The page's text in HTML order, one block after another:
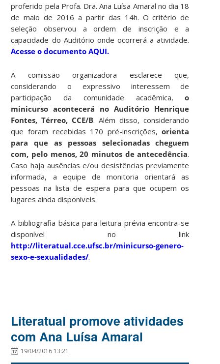
proferido pela Profa. Dra. Ana Luísa Amaral no dia 18
de maio de 2016 a partir das 14h. O critério de
seleção observou a ordem de inscrição e a
capacidade do Auditório onde ocorrerá a atividade.
Acesse o documento AQUI.
A comissão organizadora esclarece que,
considerando o expressivo interessem de
participação da comunidade acadêmica,o
minicurso acontecerá no Auditório Henrique
Fontes, Térreo, CCE/B. Além disso, considerando
que foram recebidas 170 pré-inscrições, orienta
para que as pessoas selecionadas cheguem
com, pelo menos, 20 minutos de antecedência.
Caso haja ausências e/ou desistências previamente
informada, a equipe de monitoria orientará as
pessoas na lista de espera para que ocupem os
lugares ainda disponíveis.
A bibliografia básica para leitura prévia encontra-se
disponível no link
http://literatual.cce.ufsc.br/minicurso-genero-
sexo-e-sexualidades/.
Literatual promove atividades
com Ana Luísa Amaral
19/04/2016 13:21